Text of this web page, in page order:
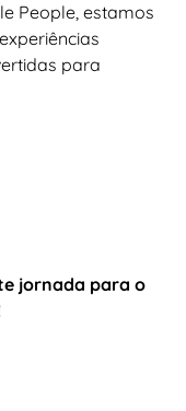
People, estamos
para
jornada para o